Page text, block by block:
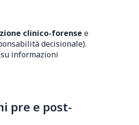
clinico-forense e
decisionale).
informazioni
pre e post-